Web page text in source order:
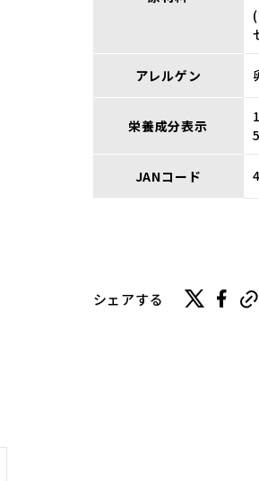
アレルゲン
栄養成分表示
JANコード
シェアする